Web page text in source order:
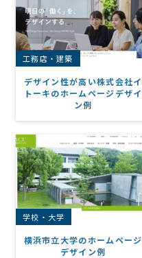
工務店・建築
デザイン性が高い株式会社イ
トーキのホームページデザイ
ン例
学校・大学
横浜市立大学のホームページ
デザイン例